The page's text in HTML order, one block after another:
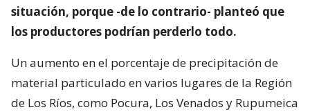
situación, porque -de lo contrario- planteó que
los productores podrían perderlo todo.
Un aumento en el porcentaje de precipitación de
material particulado en varios lugares de la Región
de Los Ríos, como Pocura, Los Venados y Rupumeica